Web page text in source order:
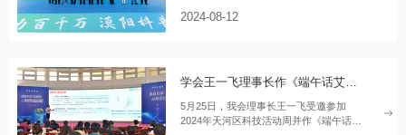
中心主办的“助力百千万 漠阳科普行”暨广
会理事长/俄罗斯工程院外籍院士王一飞教
动。
2024-08-12
学会王一飞理事长作《端午话艾草》主题科普宣讲
5月25日，我会理事长王一飞受邀参加
2024年天河区科技活动周并作《端午话艾